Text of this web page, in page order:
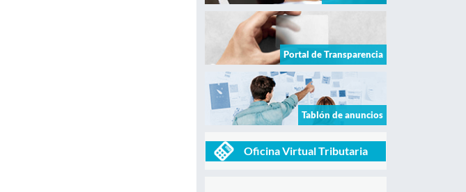
Portal de Transparencia
Tablón de anuncios
Oficina Virtual Tributaria